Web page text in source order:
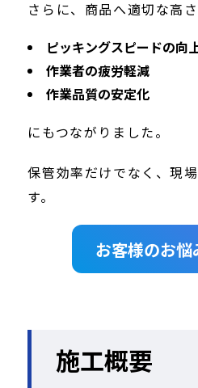
さらに、商品へ適切な高
ピッキングスピードの向
作業者の疲労軽減
作業品質の安定化
にもつながりました。
保管効率だけでなく、現
す。
お客様のお
施工概要